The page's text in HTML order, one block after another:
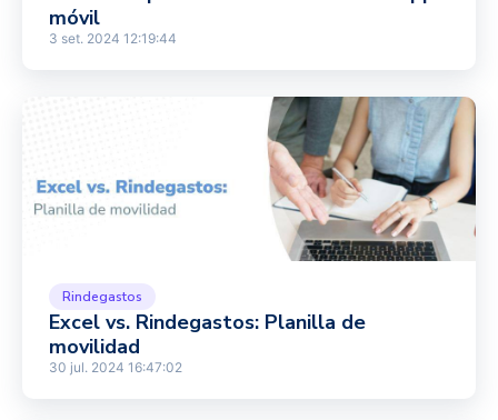
móvil
3 set. 2024 12:19:44
Rindegastos
Excel vs. Rindegastos: Planilla de
movilidad
30 jul. 2024 16:47:02